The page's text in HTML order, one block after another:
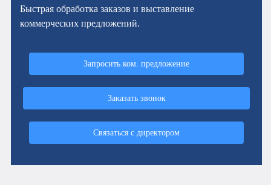
Быстрая обработка заказов и выставление
коммерческих предложений.
Запросить ком. предложение
Заказать звонок
Связаться с директором